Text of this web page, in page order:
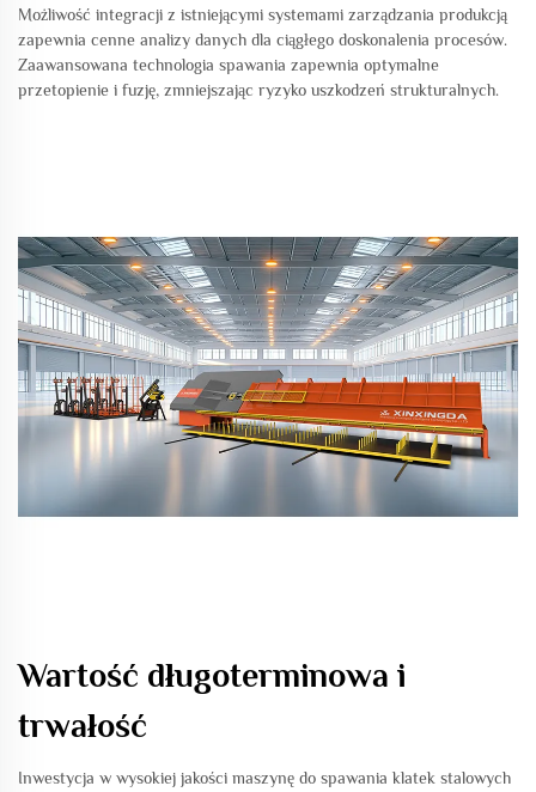
Możliwość integracji z istniejącymi systemami zarządzania produkcją
zapewnia cenne analizy danych dla ciągłego doskonalenia procesów.
Zaawansowana technologia spawania zapewnia optymalne
przetopienie i fuzję, zmniejszając ryzyko uszkodzeń strukturalnych.
Wartość długoterminowa i
trwałość
Inwestycja w wysokiej jakości maszynę do spawania klatek stalowych